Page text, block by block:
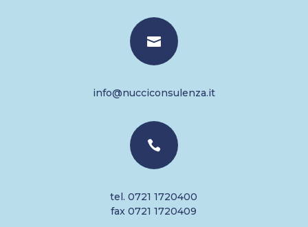

info@nucciconsulenza.it

tel. 0721 1720400
fax 0721 1720409